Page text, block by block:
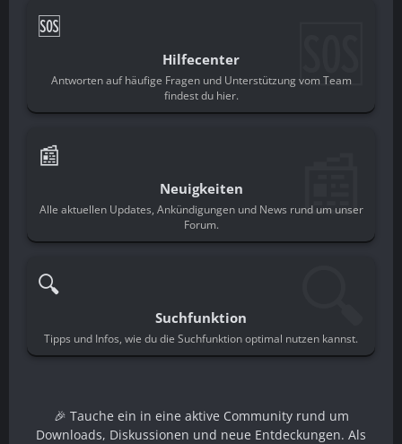
🆘
Hilfecenter
Antworten auf häufige Fragen und Unterstützung vom Team
findest du hier.
🆘
📰
Neuigkeiten
Alle aktuellen Updates, Ankündigungen und News rund um unser
Forum.
📰
🔍
Suchfunktion
Tipps und Infos, wie du die Suchfunktion optimal nutzen kannst.
🎉 Tauche ein in eine aktive Community rund um
Downloads, Diskussionen und neue Entdeckungen. Als